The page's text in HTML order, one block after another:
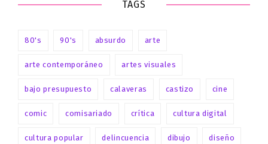
TAGS
80's 90's absurdo arte
arte contemporáneo artes visuales
bajo presupuesto calaveras castizo cine
comic comisariado crítica cultura digital
cultura popular delincuencia dibujo diseño